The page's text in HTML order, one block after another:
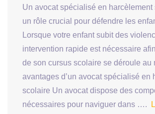
Un avocat spécialisé en harcèlement
un rôle crucial pour défendre les
Lorsque votre enfant subit des
intervention rapide est nécessaire
de son cursus scolaire se déroule au
avantages d’un avocat spécialisé en
scolaire Un avocat dispose des
nécessaires pour naviguer dans ….